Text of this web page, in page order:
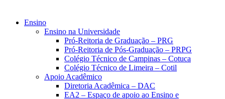
Ensino
Ensino na Universidade
Pró-Reitoria de Graduação – PRG
Pró-Reitoria de Pós-Graduação – PRPG
Colégio Técnico de Campinas – Cotuca
Colégio Técnico de Limeira – Cotil
Apoio Acadêmico
Diretoria Acadêmica – DAC
EA2 – Espaço de apoio ao Ensino e